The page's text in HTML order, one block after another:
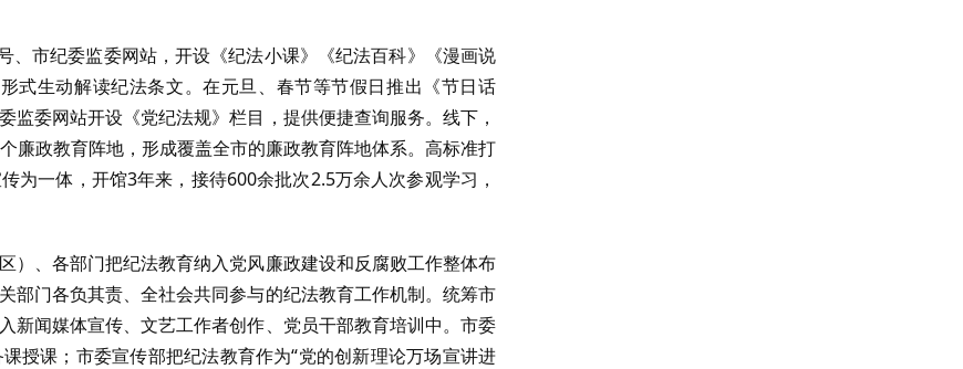
、市纪委监委网站，开设《纪法小课》《纪法百科》《漫画说
式生动解读纪法条文。在元旦、春节等节假日推出《节日话
委网站开设《党纪法规》栏目，提供便捷查询服务。线下，
廉政教育阵地，形成覆盖全市的廉政教育阵地体系。高标准打
为一体，开馆3年来，接待600余批次2.5万余人次参观学习，
）、各部门把纪法教育纳入党风廉政建设和反腐败工作整体布
部门各负其责、全社会共同参与的纪法教育工作机制。统筹市
新闻媒体宣传、文艺工作者创作、党员干部教育培训中。市委
授课；市委宣传部把纪法教育作为“党的创新理论万场宣讲进